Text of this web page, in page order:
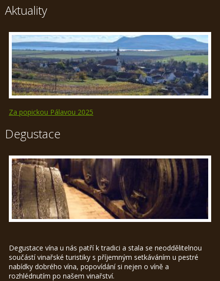
Aktuality
Za popickou Pálavou 2025
Degustace
Degustace vína u nás patří k tradici a stala se neoddělitelnou
součástí vinařské turistiky s příjemným setkáváním u pestré
nabídky dobrého vína, popovídání si nejen o víně a
rozhlédnutím po našem vinařství.